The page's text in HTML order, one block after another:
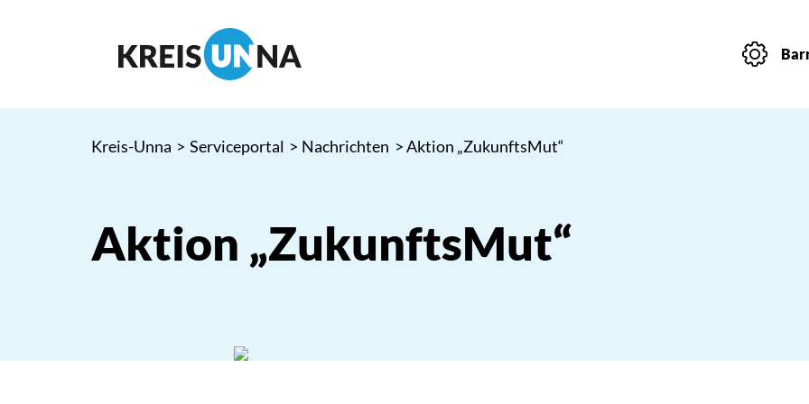
Kreis-Unna > Serviceportal > Nachrichten > Aktion „ZukunftsMut“
Aktion „ZukunftsMut“